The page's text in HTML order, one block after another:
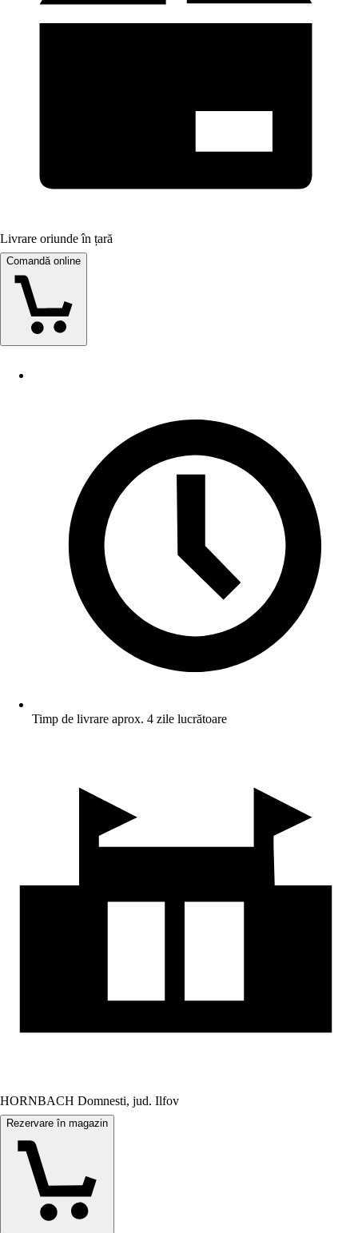
Livrare oriunde în țară
Comandă online
Timp de livrare aprox. 4 zile lucrătoare
HORNBACH Domnesti, jud. Ilfov
Rezervare în magazin